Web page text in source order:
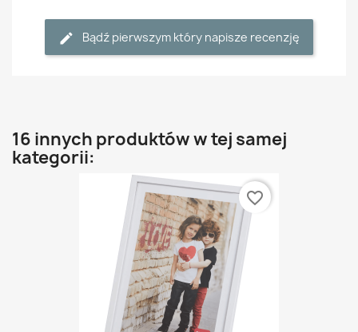
Bądź pierwszym który napisze recenzję
16 innych produktów w tej samej
kategorii:
favorite_border